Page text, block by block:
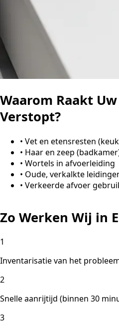
Waarom Raakt
Verstopt?
• Vet en etensresten
• Haar en zeep
• Wortels in afvoerleiding
• Oude, verkalkte
• Verkeerde afvoer
Zo Werken Wij in
1
Inventarisatie van het
2
Snelle aanrijtijd (binnen 30
3